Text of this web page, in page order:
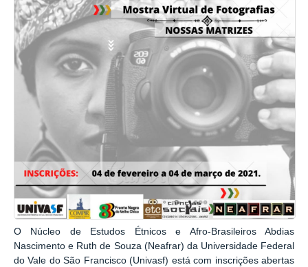
O Núcleo de Estudos Étnicos e Afro-Brasileiros Abdias
Nascimento e Ruth de Souza (Neafrar) da Universidade Federal
do Vale do São Francisco (Univasf) está com inscrições abertas